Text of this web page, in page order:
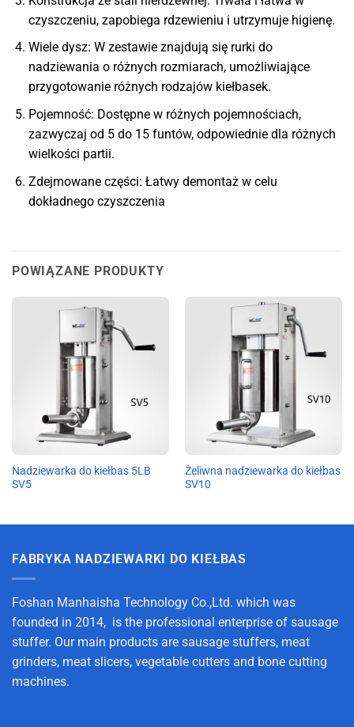
czyszczeniu, zapobiega rdzewieniu i utrzymuje higienę.
Wiele dysz: W zestawie znajdują się rurki do
nadziewania o różnych rozmiarach, umożliwiające
przygotowanie różnych rodzajów kiełbasek.
Pojemność: Dostępne w różnych pojemnościach,
zazwyczaj od 5 do 15 funtów, odpowiednie dla różnych
wielkości partii.
Zdejmowane części: Łatwy demontaż w celu
dokładnego czyszczenia
POWIĄZANE PRODUKTY
Nadziewarka do kiełbas 5LB
SV5
Żeliwna nadziewarka do kiełbas
SV10
FABRYKA NADZIEWARKI DO KIEŁBAS
Foshan Manhaisha Technology Co.,Ltd. which was
founded in 2014, is the professional enterprise of sausage
stuffer. Our main products are sausage stuffers, meat
grinders, meat slicers, vegetable cutters and bone cutting
machines.